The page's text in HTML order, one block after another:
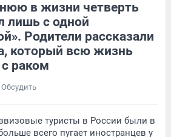
в жизни четверть
лишь с одной
Родители рассказали
который всю жизнь
раком
Обсудить
туристы в России были в
всего пугает иностранцев у